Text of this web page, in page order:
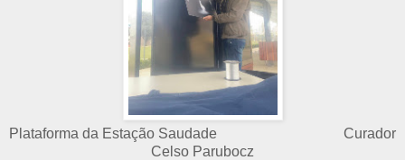
Plataforma da Estação Saudade Curador
Celso Parubocz